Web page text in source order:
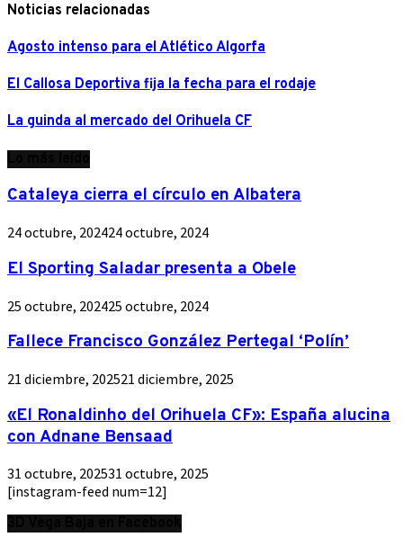
Noticias relacionadas
Agosto intenso para el Atlético Algorfa
El Callosa Deportiva fija la fecha para el rodaje
La guinda al mercado del Orihuela CF
Cataleya cierra el círculo en Albatera
24 octubre, 202424 octubre, 2024
El Sporting Saladar presenta a Obele
25 octubre, 202425 octubre, 2024
Fallece Francisco González Pertegal ‘Polín’
21 diciembre, 202521 diciembre, 2025
«El Ronaldinho del Orihuela CF»: España alucina
con Adnane Bensaad
31 octubre, 202531 octubre, 2025
[instagram-feed num=12]